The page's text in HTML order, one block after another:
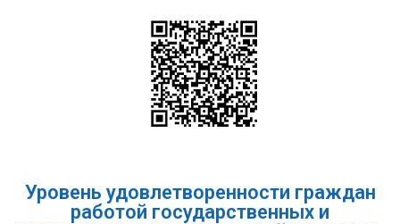
Уровень удовлетворенности граждан
работой государственных и